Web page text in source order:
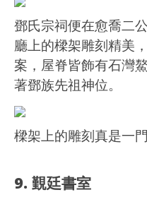
鄧氏宗祠便在愈喬二
廳上的樑架雕刻精美
案，屋脊皆飾有石灣
著鄧族先祖神位。
樑架上的雕刻真是一
9. 覲廷書室